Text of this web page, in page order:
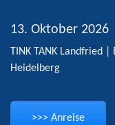
13. Oktober 2026
TINK TANK Landfried
Heidelberg
>>> Anreise